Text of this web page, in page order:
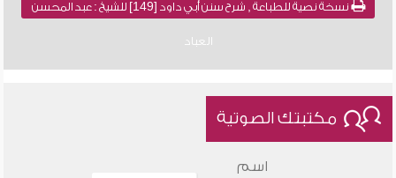
نسخة نصية للطباعة , شرح سنن أبي داود [149] للشيخ : عبد المحسن
العباد
مكتبتك الصوتية
اسم